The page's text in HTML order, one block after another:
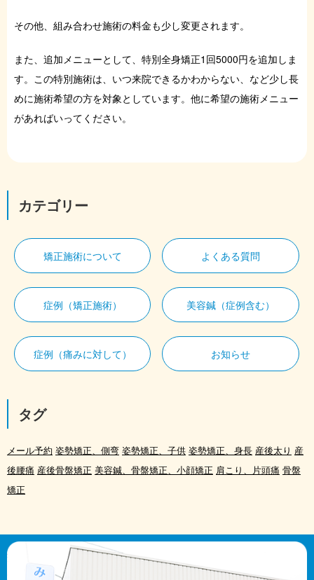
その他、組み合わせ施術の料金も少し変更されます。
また、追加メニューとして、特別全身矯正1回5000円を追加しま
す。この特別施術は、いつ来院できるかわからない、など少し長
めに施術希望の方を対象としています。他に希望の施術メニュー
があればいってください。
カテゴリー
矯正施術について よくある質問
症例（矯正施術） 美容鍼（症例含む）
症例（痛みに対して） お知らせ
タグ
メール予約 姿勢矯正、側弯 姿勢矯正、子供 姿勢矯正、身長 産後太り 産
後腰痛 産後骨盤矯正 美容鍼、骨盤矯正、小顔矯正 肩こり、片頭痛 骨盤
矯正